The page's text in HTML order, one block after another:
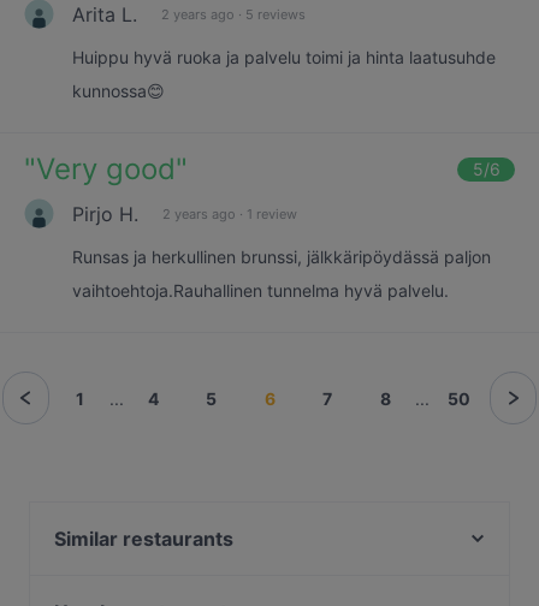
Arita L. 2 years ago · 5 reviews
Huippu hyvä ruoka ja palvelu toimi ja hinta laatusuhde
kunnossa😊
"Very good" 5/6
Pirjo H. 2 years ago · 1 review
Runsas ja herkullinen brunssi, jälkkäripöydässä paljon
vaihtoehtoja.Rauhallinen tunnelma hyvä palvelu.
1 ... 4 5 6 7 8 ... 50
Similar restaurants